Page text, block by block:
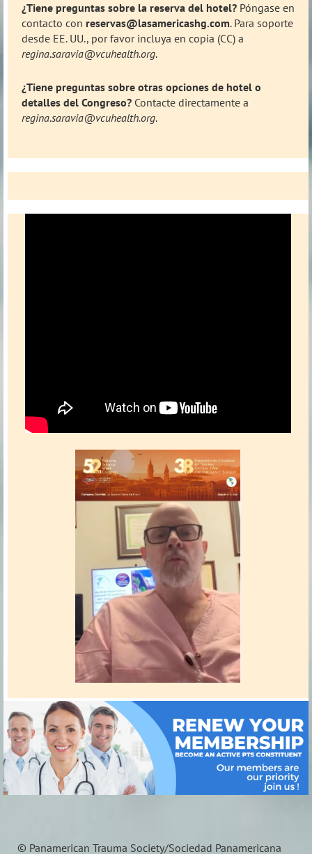
¿Tiene preguntas sobre la reserva del hotel? Póngase en
contacto con reservas@lasamericashg.com. Para soporte
desde EE. UU., por favor incluya en copia (CC) a
regina.saravia@vcuhealth.org.
¿Tiene preguntas sobre otras opciones de hotel o
detalles del Congreso? Contacte directamente a
regina.saravia@vcuhealth.org.
© Panamerican Trauma Society/Sociedad Panamericana